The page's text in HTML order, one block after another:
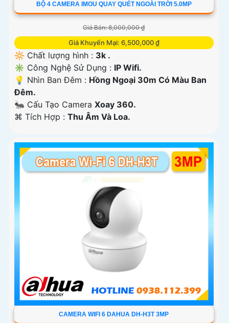
BỘ 4 CAMERA IMOU QUAY QUÉT NGOÀI TRỜI 5.0MP
Giá Bán: 8,000,000 ₫
Giá Khuyến Mại: 6,500,000 ₫
🔆 Chất lượng hình : 3k .
✳️ Công Nghệ Sử Dụng : IP Wifi.
💡 Nhìn Ban Đêm : Hồng Ngoại 30m Có Màu Ban
Ðêm.
🐜 Cấu Tạo Camera Xoay 360.
️⌘ Tích Hợp : Thu Âm Và Loa.
CAMERA WIFI 6 DAHUA DH-H3T 3MP